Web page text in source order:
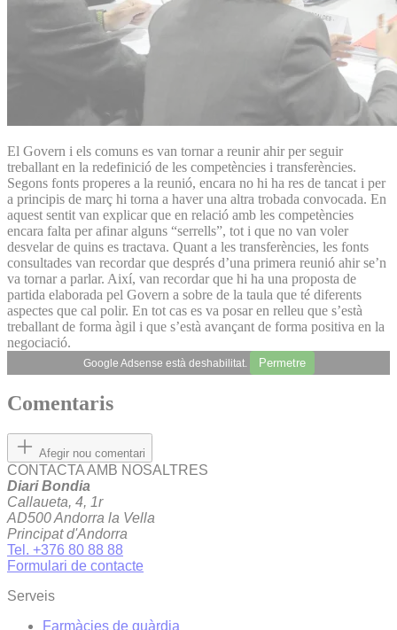
El Govern i els comuns es van tornar a reunir ahir per seguir
treballant en la redefinició de les competències i transferències.
Segons fonts properes a la reunió, encara no hi ha res de tancat i per
a principis de març hi torna a haver una altra trobada convocada. En
aquest sentit van explicar que en relació amb les competències
encara falta per afinar alguns “serrells”, tot i que no van voler
desvelar de quins es tractava. Quant a les transferències, les fonts
consultades van recordar que després d’una primera reunió ahir se’n
va tornar a parlar. Així, van recordar que hi ha una proposta de
partida elaborada pel Govern a sobre de la taula que té diferents
aspectes que cal polir. En tot cas es va posar en relleu que s’està
treballant de forma àgil i que s’està avançant de forma positiva en la
negociació.
Google Adsense està deshabilitat. Permetre
Comentaris
Afegir nou comentari
CONTACTA AMB NOSALTRES
Diari Bondia
Callaueta, 4, 1r
AD500 Andorra la Vella
Principat d'Andorra
Tel. +376 80 88 88
Formulari de contacte
Serveis
Farmàcies de guàrdia